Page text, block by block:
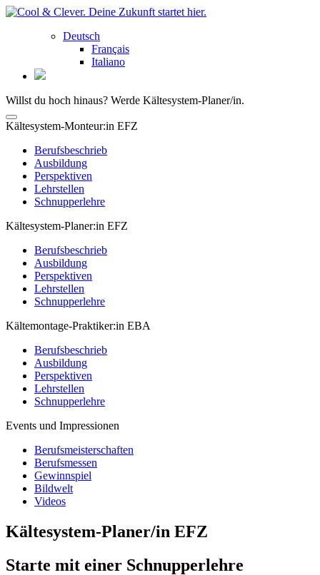
Deutsch
Français
Italiano
Willst du hoch hinaus? Werde Kältesystem-Planer/in.
Kältesystem-Monteur:in EFZ
Berufsbeschrieb
Ausbildung
Perspektiven
Lehrstellen
Schnupperlehre
Kältesystem-Planer:in EFZ
Berufsbeschrieb
Ausbildung
Perspektiven
Lehrstellen
Schnupperlehre
Kältemontage-Praktiker:in EBA
Berufsbeschrieb
Ausbildung
Perspektiven
Lehrstellen
Schnupperlehre
Events und Impressionen
Berufsmeisterschaften
Berufsmessen
Gewinnspiel
Bildwelt
Videos
Kältesystem-Planer/in EFZ
Starte mit einer Schnupperlehre